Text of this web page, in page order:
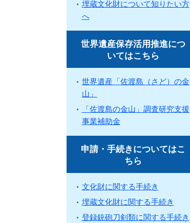
埋蔵文化財について知りたい方
へ
世界遺産保存活用推進につ
いてはこちら
世界遺産「佐渡島（さど）の金
山」
「佐渡島の金山」調査研究支援
事業補助金
申請・手続きについてはこ
ちら
文化財に関する手続き
埋蔵文化財に関する手続き
登録銃砲刀剣類に関する手続き